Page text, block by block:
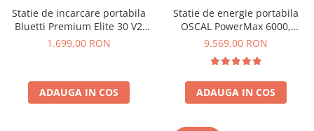
Panouri Solare Pliabile
Cauta dupa marca
Statie de incarcare portabila
Bluetti Premium Elite 30 V2
600W 320Wh
1.699,00 RON
ADAUGA IN COS
Statie de energie portabila
OSCAL PowerMax 6000,
6000W (9000W varf), baterie
rapida in 1.96h, 14 porturi,
USB-C 100W, control
inteligent la distanta,
functionalitate UPS
9.569,00 RON
ADAUGA IN COS